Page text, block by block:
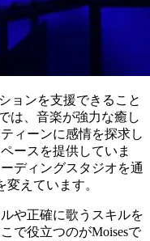
ョンを支援できること
は、音楽が強力な癒し
ィーンに感情を探求し
ースを提供していま
ディングスタジオを通
えています。
や正確に歌うスキルを
で役立つのがMoisesで